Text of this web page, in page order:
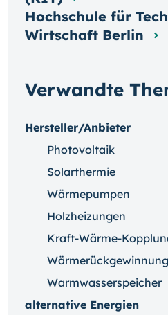
Verwandte
Hersteller/Anbieter
Photovoltaik
Solarthermie
Wärmepumpen
Holzheizungen
Kraft-Wärme-
Wärmerückgewinnung
Warmwasserspeicher
alternative Energien
Hochschule für
Wirtschaft Berlin